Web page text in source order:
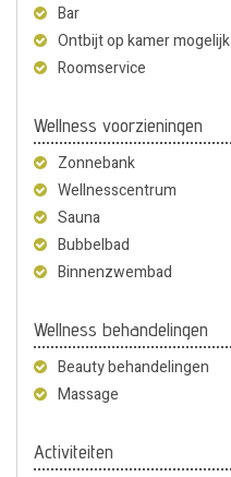
Bar
Ontbijt op kamer mogelijk
Roomservice
Wellness voorzieningen
Zonnebank
Wellnesscentrum
Sauna
Bubbelbad
Binnenzwembad
Wellness behandelingen
Beauty behandelingen
Massage
Activiteiten